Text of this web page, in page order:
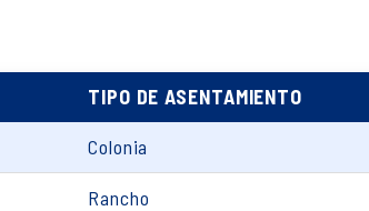
TIPO DE ASENTAMIENTO
Colonia
Rancho